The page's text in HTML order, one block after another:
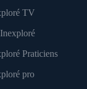
TV
Praticiens
pro